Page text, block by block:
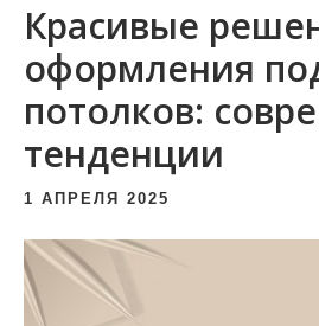
Красивые
оформления
потолков:
тенденции
1 АПРЕЛЯ 2025